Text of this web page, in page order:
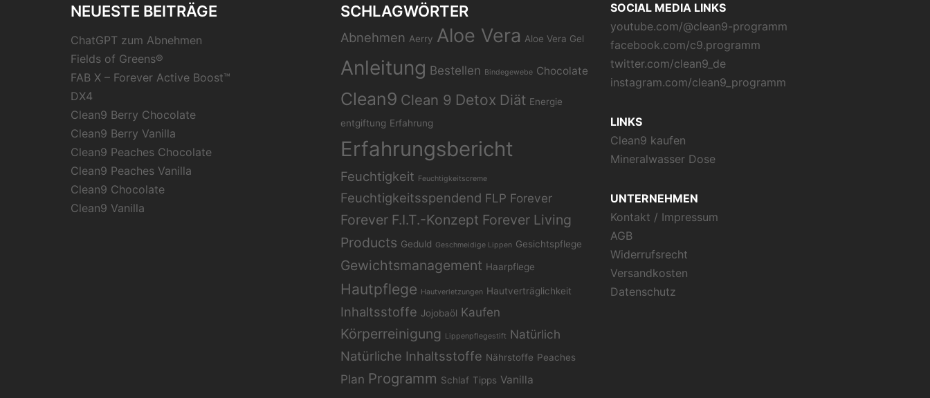
NEUESTE BEITRÄGE
ChatGPT zum Abnehmen
Fields of Greens®
FAB X – Forever Active Boost™
DX4
Clean9 Berry Chocolate
Clean9 Berry Vanilla
Clean9 Peaches Chocolate
Clean9 Peaches Vanilla
Clean9 Chocolate
Clean9 Vanilla
SCHLAGWÖRTER
Abnehmen Aerry Aloe Vera Aloe Vera Gel
Anleitung Bestellen Bindegewebe Chocolate
Clean9 Clean 9 Detox Diät Energie
entgiftung Erfahrung
Erfahrungsbericht
Feuchtigkeit Feuchtigkeitscreme
Feuchtigkeitsspendend FLP Forever
Forever F.I.T.-Konzept Forever Living
Products Geduld Geschmeidige Lippen Gesichtspflege
Gewichtsmanagement Haarpflege
Hautpflege Hautverletzungen Hautverträglichkeit
Inhaltsstoffe Jojobaöl Kaufen
Körperreinigung Lippenpflegestift Natürlich
Natürliche Inhaltsstoffe Nährstoffe Peaches
Plan Programm Schlaf Tipps Vanilla
SOCIAL MEDIA LINKS
youtube.com/@clean9-programm
facebook.com/c9.programm
twitter.com/clean9_de
instagram.com/clean9_programm
LINKS
Clean9 kaufen
Mineralwasser Dose
UNTERNEHMEN
Kontakt / Impressum
AGB
Widerrufsrecht
Versandkosten
Datenschutz